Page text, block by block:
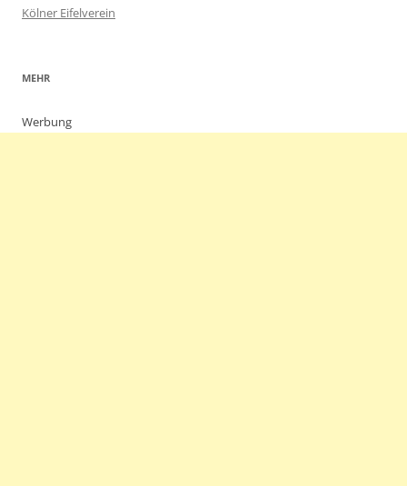
Kölner Eifelverein
MEHR
Werbung